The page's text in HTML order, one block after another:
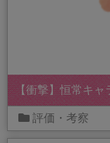
【衝撃】恒常キャ
評価・考察